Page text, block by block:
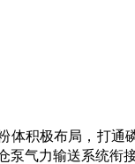
体积极布局，打通
泵气力输送系统衔